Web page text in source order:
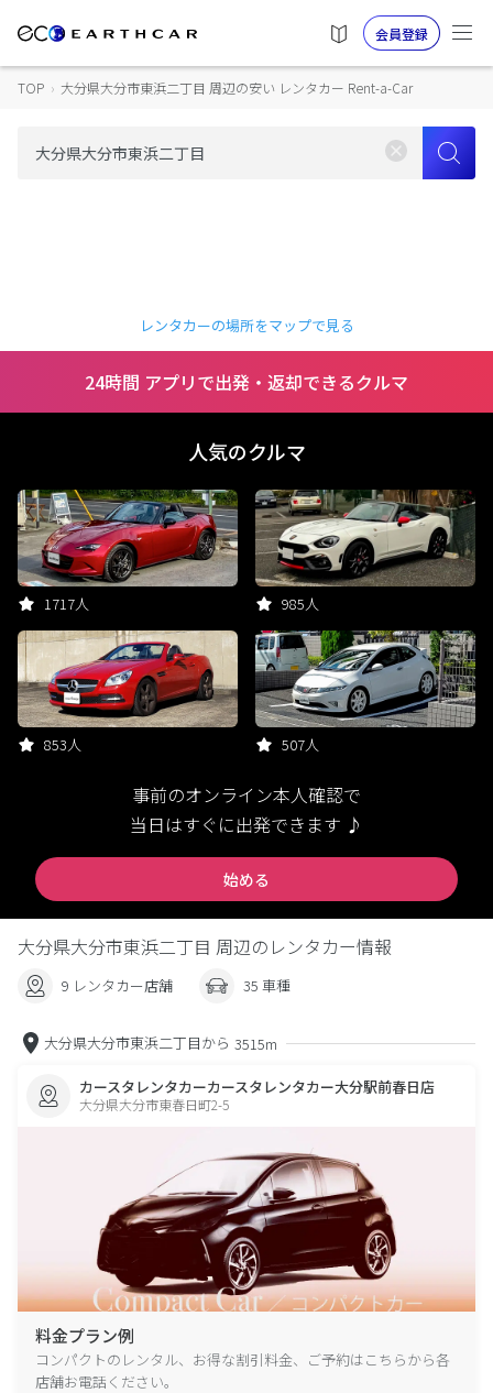
会員登録
TOP › 大分県大分市東浜二丁目 周辺の安い レンタカー Rent-a-Car
レンタカーの場所をマップで見る
24時間 アプリで出発・返却できるクルマ
人気のクルマ
1717人 985人
853人 507人
事前のオンライン本人確認で
当日はすぐに出発できます ♪
始める
大分県大分市東浜二丁目 周辺のレンタカー情報
9 レンタカー店舗 35 車種
大分県大分市東浜二丁目から 3515m
カースタレンタカーカースタレンタカー大分駅前春日店
大分県大分市東春日町2-5
料金プラン例
コンパクトのレンタル、お得な割引料金、ご予約はこちらから各
店舗お電話ください。